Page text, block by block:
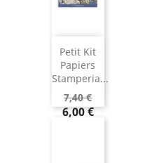
Petit Kit
Papiers
Stamperia...
7,40 €
6,00 €